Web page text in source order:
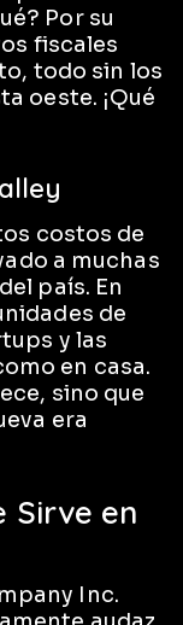
Por su
fiscales
todo sin los
oeste. ¡Qué
costos de
a muchas
país. En
de
y las
en casa.
sino que
era
Sirve en
Inc.